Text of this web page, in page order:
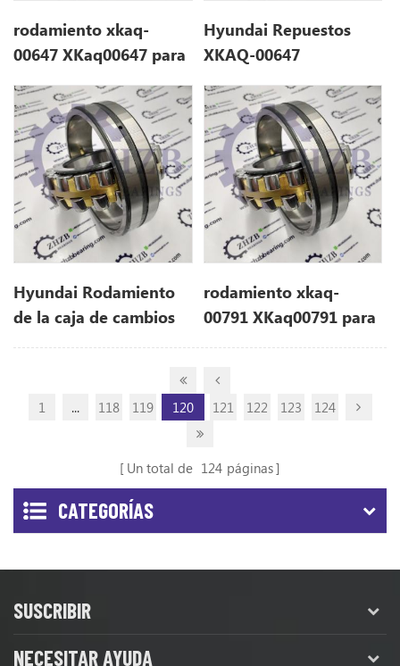
rodamiento xkaq-
00647 XKaq00647 para
Hyundai Repuestos
XKAQ-00647
R450LC-7
Hyundai Rodamiento
de la caja de cambios
de giro XKAQ-00791
rodamiento xkaq-
00791 XKaq00791 para
hyundai R1200-9
1 ... 118 119 120 121 122 123 124
Un total de 124 páginas
CATEGORÍAS
SUSCRIBIR
NECESITAR AYUDA